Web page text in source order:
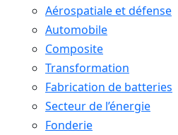
Aérospatiale et défense
Automobile
Composite
Transformation
Fabrication de batteries
Secteur de l’énergie
Fonderie